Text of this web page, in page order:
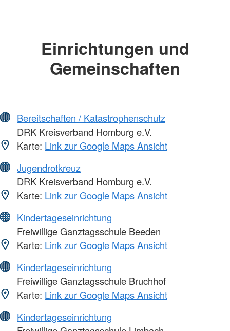
Einrichtungen und
Gemeinschaften
Bereitschaften / Katastrophenschutz
DRK Kreisverband Homburg e.V.
Karte: Link zur Google Maps Ansicht
Jugendrotkreuz
DRK Kreisverband Homburg e.V.
Karte: Link zur Google Maps Ansicht
Kindertageseinrichtung
Freiwillige Ganztagsschule Beeden
Karte: Link zur Google Maps Ansicht
Kindertageseinrichtung
Freiwillige Ganztagsschule Bruchhof
Karte: Link zur Google Maps Ansicht
Kindertageseinrichtung